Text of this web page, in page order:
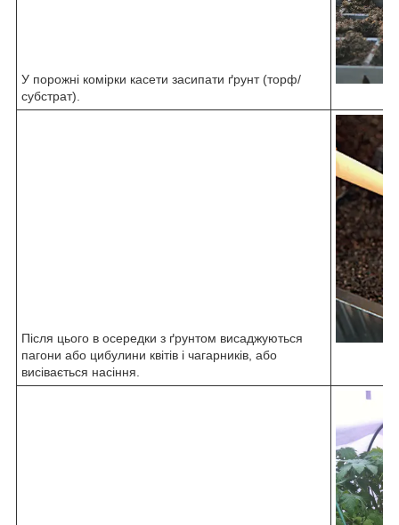
У порожні комірки касети засипати ґрунт (торф/
субстрат).
Після цього в осередки з ґрунтом висаджуються
пагони або цибулини квітів і чагарників, або
висівається насіння.